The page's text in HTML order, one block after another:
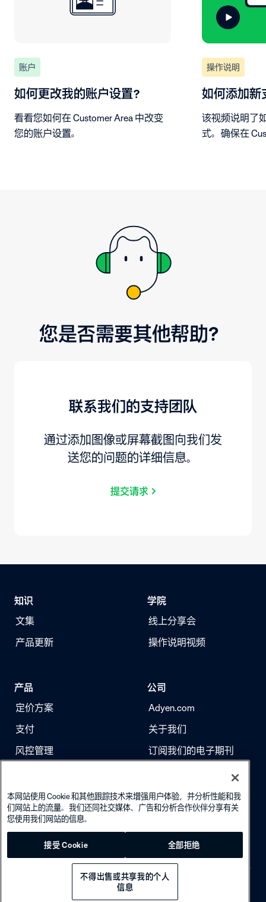
账户
如何更改我的账户设置？
看看您如何在 Customer Area 中改变
您的账户设置。
操作说明
如何添加新
该视频说明了
式。确保在
您是否需要其他帮助？
联系我们的支持团队
通过添加图像或屏幕截图向我们发
送您的问题的详细信息。
提交请求
知识
文集
产品更新
学院
线上分享会
操作说明视频
产品
定价方案
支付
风控管理
公司
Adyen.com
关于我们
订阅我们的电子期刊
Cookie policy · © 2026 Adyen
本网站使用 Cookie 和其他跟踪技术来增强用户体验，并分析性能和我
们网站上的流量。我们还同社交媒体、广告和分析合作伙伴分享有关
您使用我们网站的信息。
接受 Cookie 全部拒绝
不得出售或共享我的个人
信息